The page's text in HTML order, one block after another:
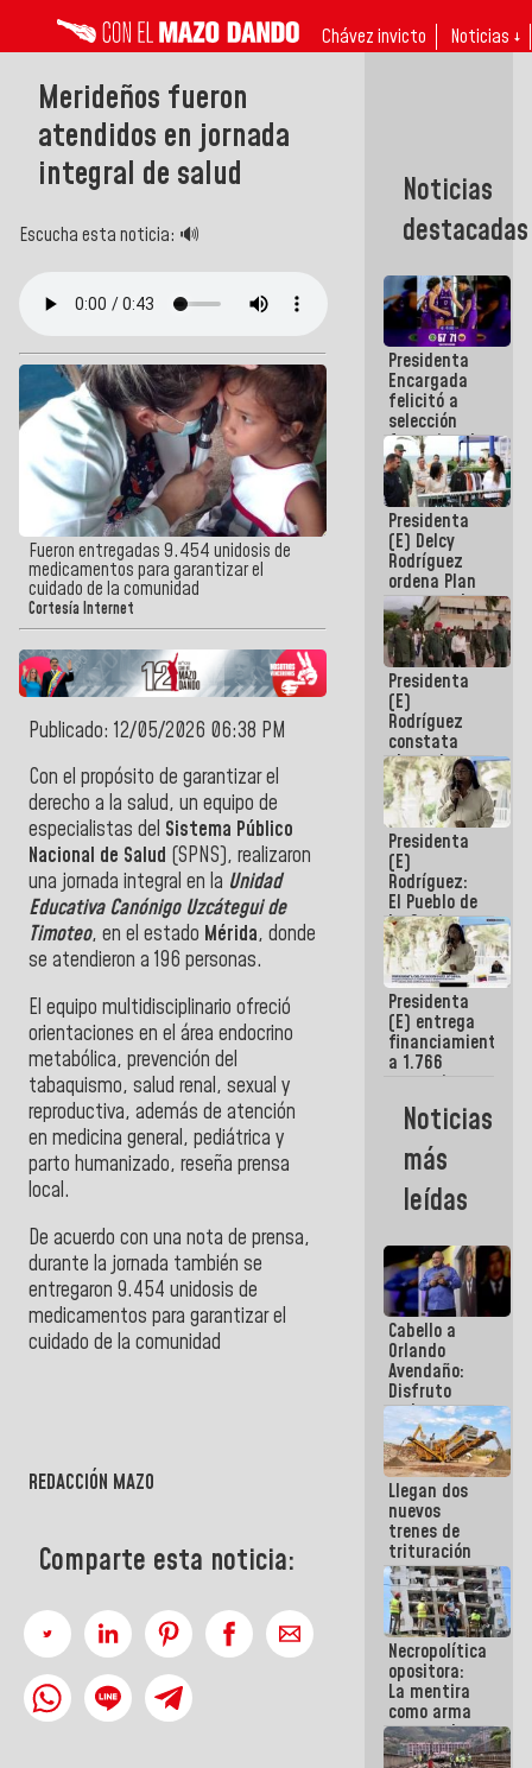
Chávez invicto Noticias ↓
Merideños fueron
atendidos en jornada
integral de salud
Escucha esta noticia: 🔊
Fueron entregadas 9.454 unidosis de
medicamentos para garantizar el
cuidado de la comunidad
Cortesía Internet
Publicado: 12/05/2026 06:38 PM
Con el propósito de garantizar el
derecho a la salud, un equipo de
especialistas del Sistema Público
Nacional de Salud (SPNS), realizaron
una jornada integral en la Unidad
Educativa Canónigo Uzcátegui de
Timoteo, en el estado Mérida, donde
se atendieron a 196 personas.
El equipo multidisciplinario ofreció
orientaciones en el área endocrino
metabólica, prevención del
tabaquismo, salud renal, sexual y
reproductiva, además de atención
en medicina general, pediátrica y
parto humanizado, reseña prensa
local.
De acuerdo con una nota de prensa,
durante la jornada también se
entregaron 9.454 unidosis de
medicamentos para garantizar el
cuidado de la comunidad
REDACCIÓN MAZO
Comparte esta noticia:
Noticias
destacadas
Presidenta
Encargada
felicitó a
selección
femenina de
baloncesto
por su
clasificación
a la
AmeriCup
2027
Presidenta
(E) Delcy
Rodríguez
ordena Plan
maestro de
desarrollo
logístico y
turístico
para La
Guaira
Presidenta
(E)
Rodríguez
constata
obras de
rehabilitación
de Escuela
Militar de
Mamo en La
Guaira
Presidenta
(E)
Rodríguez:
El Pueblo de
La Guaira
siempre
estará
acompañada
por el
Gobierno
Nacional
Presidenta
(E) entrega
financiamientos
a 1.766
comerciantes
emprendedores
afectados
por
terremotos
Noticias
más
leídas
Cabello a
Orlando
Avendaño:
Disfruto
cada vez
que escribes
porque lo
que haces
es
embarrarla
Llegan dos
nuevos
trenes de
trituración
para
optimizar
manejo de
escombros
en La Guaira
Necropolítica
opositora:
La mentira
como arma
contra el
Pueblo